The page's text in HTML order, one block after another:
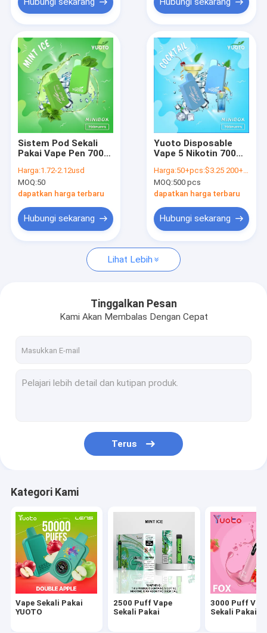
Produk
Tampilan VR
Tentang kita
Hubungi kami
Vape Sekali Pakai YUOTO
2500 Puff Vape Sekali Pakai
3000 Puff Vape Sekali Pakai
4000 Puff Vape Sekali Pakai
3500 Puff Vape Sekali Pakai
800 Puff Vape
Sistem Pod Sekali
Pakai Vape Pen 700
Disesuaikan
Harga:1.72-2.12usd
MOQ:50
dapatkan harga terbaru
Hubungi sekarang
Yuoto Disposable
Vape 5 Nikotin 700
tombol merokok
otomatis
Harga:50+pcs:$3.25 200+pcs:$3.15 1000+pcs:$3.05 10000+pcs:$2.95 50000+pcs:$2.85
MOQ:500 pcs
dapatkan harga terbaru
Hubungi sekarang
Lihat Lebih
Tinggalkan Pesan
Kami Akan Membalas Dengan Cepat
Terus
Kategori Kami
Vape Sekali Pakai
YUOTO
2500 Puff Vape
Sekali Pakai
3000 Puff
Sekali Pakai